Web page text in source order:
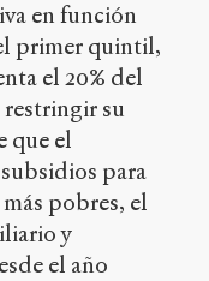
en función
primer quintil,
el 20% del
restringir su
que el
para
pobres, el
y
el año